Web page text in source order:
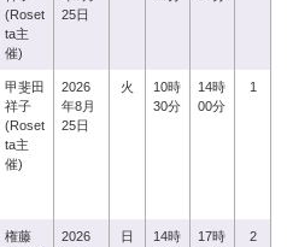
(Roset
ta主
催)
25日
甲斐田
祥子
(Roset
ta主
催)
2026
年8月
25日
火
10時
30分
14時
00分
1
権藤
2026
日
14時
17時
2